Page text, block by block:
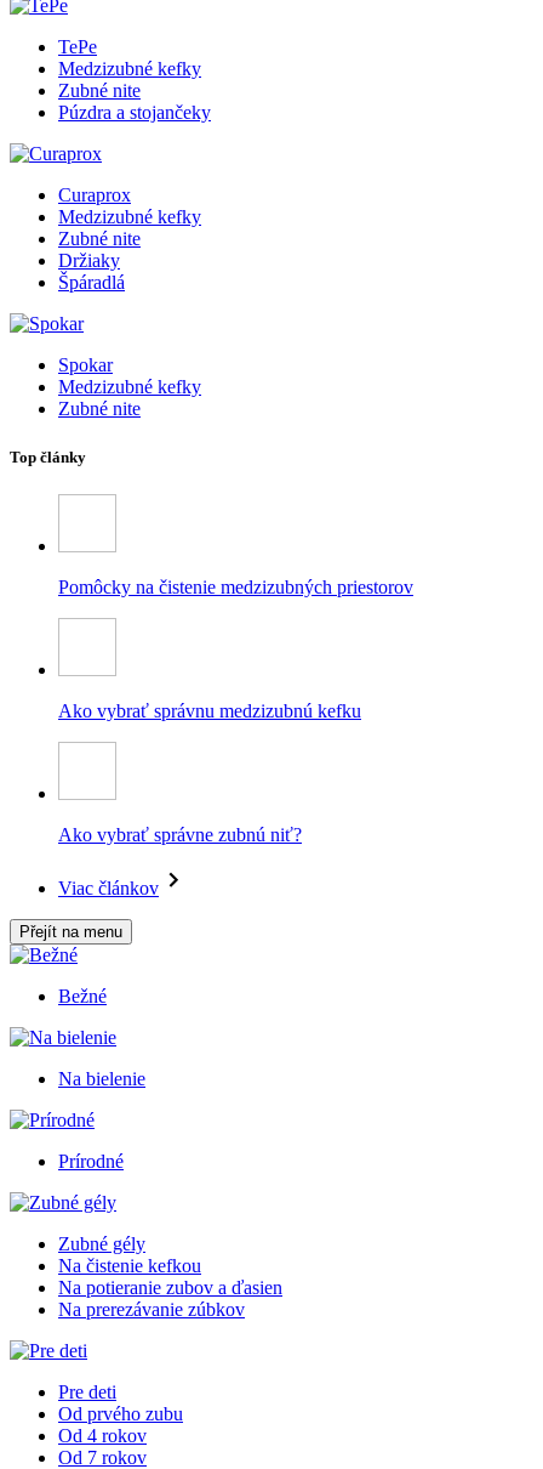
TePe
Medzizubné kefky
Zubné nite
Púzdra a stojančeky
Curaprox
Medzizubné kefky
Zubné nite
Držiaky
Špáradlá
Spokar
Medzizubné kefky
Zubné nite
Top články
Pomôcky na čistenie medzizubných priestorov
Ako vybrať správnu medzizubnú kefku
Ako vybrať správne zubnú niť?
Viac článkov
Přejít na menu
Bežné
Na bielenie
Prírodné
Zubné gély
Na čistenie kefkou
Na potieranie zubov a ďasien
Na prerezávanie zúbkov
Pre deti
Od prvého zubu
Od 4 rokov
Od 7 rokov